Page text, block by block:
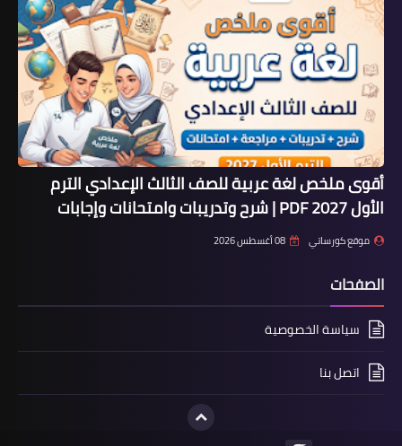
أقوى ملخص لغة عربية للصف الثالث الإعدادي الترم
الأول 2027 PDF | شرح وتدريبات وامتحانات وإجابات
موقع كورساتي 08 أغسطس 2026
الصفحات
سياسة الخصوصية
اتصل بنا